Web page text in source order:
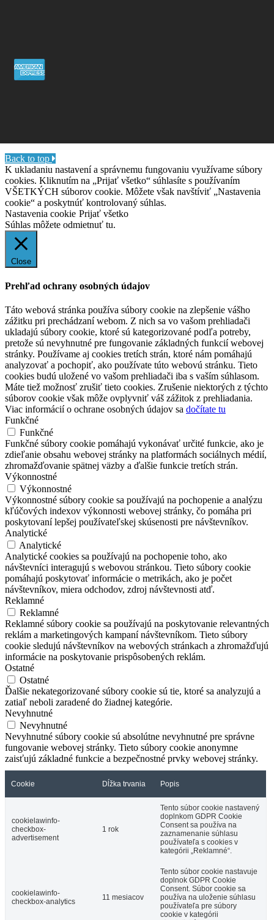
Back to top
K ukladaniu nastavení a správnemu fungovaniu využívame súbory
cookies. Kliknutím na „Prijať všetko“ súhlasíte s používaním
VŠETKÝCH súborov cookie. Môžete však navštíviť „Nastavenia
cookie“ a poskytnúť kontrolovaný súhlas.
Nastavenia cookie Prijať všetko
Súhlas môžete odmietnuť tu.
Close
Prehľad ochrany osobných údajov
Táto webová stránka používa súbory cookie na zlepšenie vášho
zážitku pri prechádzaní webom. Z nich sa vo vašom prehliadači
ukladajú súbory cookie, ktoré sú kategorizované podľa potreby,
pretože sú nevyhnutné pre fungovanie základných funkcií webovej
stránky. Používame aj cookies tretích strán, ktoré nám pomáhajú
analyzovať a pochopiť, ako používate túto webovú stránku. Tieto
cookies budú uložené vo vašom prehliadači iba s vaším súhlasom.
Máte tiež možnosť zrušiť tieto cookies. Zrušenie niektorých z týchto
súborov cookie však môže ovplyvniť váš zážitok z prehliadania.
Viac informácií o ochrane osobných údajov sa dočítate tu
Funkčné
Funkčné
Funkčné súbory cookie pomáhajú vykonávať určité funkcie, ako je
zdieľanie obsahu webovej stránky na platformách sociálnych médií,
zhromažďovanie spätnej väzby a ďalšie funkcie tretích strán.
Výkonnostné
Výkonnostné
Výkonnostné súbory cookie sa používajú na pochopenie a analýzu
kľúčových indexov výkonnosti webovej stránky, čo pomáha pri
poskytovaní lepšej používateľskej skúsenosti pre návštevníkov.
Analytické
Analytické
Analytické cookies sa používajú na pochopenie toho, ako
návštevníci interagujú s webovou stránkou. Tieto súbory cookie
pomáhajú poskytovať informácie o metrikách, ako je počet
návštevníkov, miera odchodov, zdroj návštevnosti atď.
Reklamné
Reklamné
Reklamné súbory cookie sa používajú na poskytovanie relevantných
reklám a marketingových kampaní návštevníkom. Tieto súbory
cookie sledujú návštevníkov na webových stránkach a zhromažďujú
informácie na poskytovanie prispôsobených reklám.
Ostatné
Ostatné
Ďalšie nekategorizované súbory cookie sú tie, ktoré sa analyzujú a
zatiaľ neboli zaradené do žiadnej kategórie.
Nevyhnutné
Nevyhnutné
Nevyhnutné súbory cookie sú absolútne nevyhnutné pre správne
fungovanie webovej stránky. Tieto súbory cookie anonymne
zaisťujú základné funkcie a bezpečnostné prvky webovej stránky.
Cookie Dĺžka trvania Popis
cookielawinfo-
checkbox-
advertisement
1 rok
Tento súbor cookie nastavený
doplnkom GDPR Cookie
Consent sa používa na
zaznamenanie súhlasu
používateľa s cookies v
kategórii „Reklamné“.
cookielawinfo-
checkbox-analytics
11 mesiacov
Tento súbor cookie nastavuje
doplnok GDPR Cookie
Consent. Súbor cookie sa
používa na uloženie súhlasu
používateľa pre súbory
cookie v kategórii